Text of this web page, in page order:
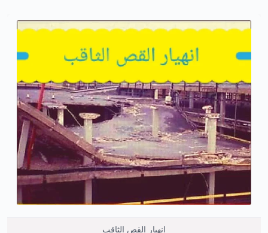
انهيار القص الثاقب